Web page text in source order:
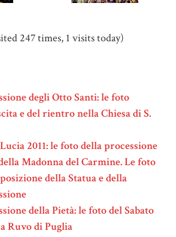
247 times, 1 visits today)
degli Otto Santi: le foto
e del rientro nella Chiesa di S.
2011: le foto della processione
Madonna del Carmine. Le foto
della Statua e della
della Pietà: le foto del Sabato
Ruvo di Puglia